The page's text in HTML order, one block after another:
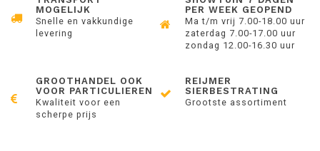
MOGELIJK
Snelle en vakkundige
levering
PER WEEK GEOPEND
Ma t/m vrij 7.00-18.00 uur
zaterdag 7.00-17.00 uur
zondag 12.00-16.30 uur
GROOTHANDEL OOK
VOOR PARTICULIEREN
Kwaliteit voor een
scherpe prijs
REIJMER
SIERBESTRATING
Grootste assortiment